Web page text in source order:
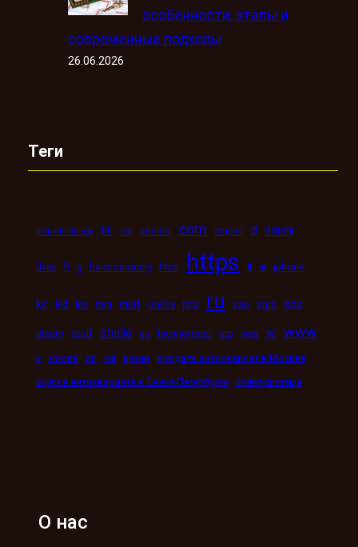
особенности, этапы и
современные подходы
26.06.2026
Теги
astronbuildings bb car casino com crucial d daichi
dveri fi g harmoniously html https ii iii iphone
kz led les mig mint online pro ru seo sms spb
steam stolf studio su technorosst utp was wi www
x xiaomi xn xxi кухни
продать антиквариат в Москве
скупка антиквариата в Санкт-Петербурге сплит-система
О нас